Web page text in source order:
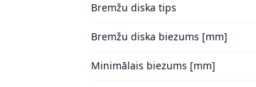
Bremžu diska tips
Bremžu diska biezums [mm]
Minimālais biezums [mm]